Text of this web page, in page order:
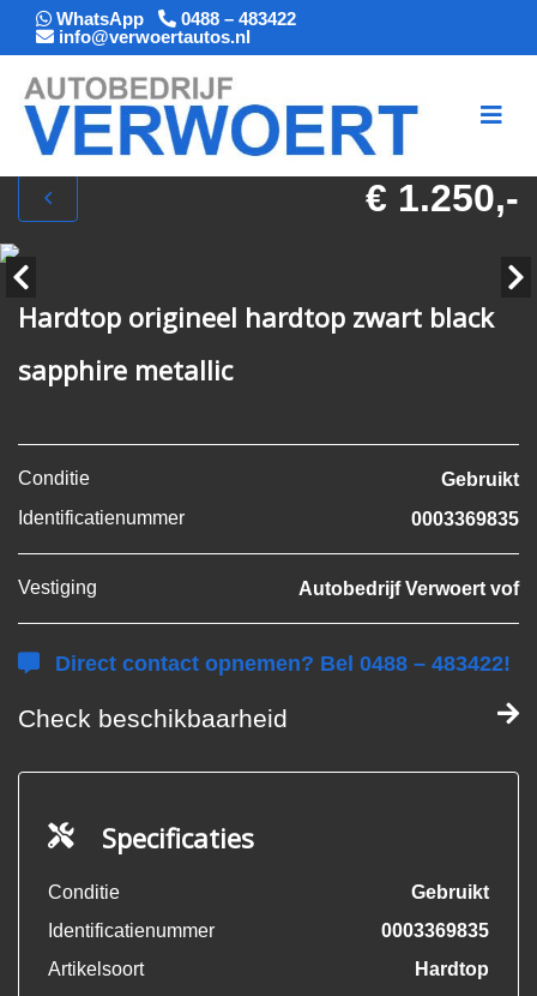
WhatsApp
0488 – 483422
info@verwoertautos.nl
€ 1.250,-
Hardtop origineel hardtop zwart black
sapphire metallic
Conditie
Gebruikt
Identificatienummer
0003369835
Vestiging Autobedrijf Verwoert vof
Direct contact opnemen? Bel 0488 – 483422!
Check beschikbaarheid
Specificaties
Conditie
Gebruikt
Identificatienummer
0003369835
Artikelsoort
Hardtop